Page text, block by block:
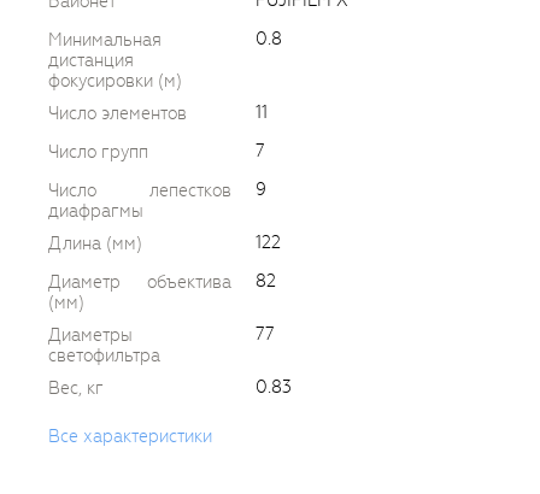
Минимальная
дистанция
фокусировки (м)
0.8
Число элементов
11
Число групп
7
Число лепестков
диафрагмы
9
Длина (мм)
122
Диаметр объектива
(мм)
82
Диаметры
светофильтра
77
Вес, кг 0.83
Все характеристики